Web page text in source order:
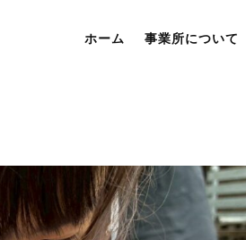
ホーム 事業所について